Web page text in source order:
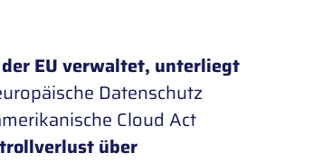
EU verwaltet, unterliegt
Datenschutz
Cloud Act
über